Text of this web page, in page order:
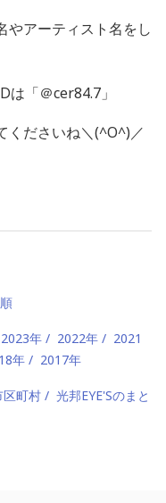
アーティスト名をし
は「＠cer84.7」
くださいね＼(^O^)／
2023年 2022年
2021
年 2017年
区町村
光邦EYE'Sのまと